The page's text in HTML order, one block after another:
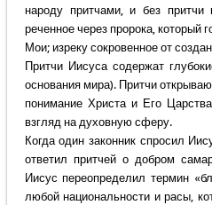
народу притчами, и без
реченное через пророка, который
Мои; изреку сокровенное от
Притчи Иисуса содержат
основания мира). Притчи
понимание Христа и Его
взгляд на духовную сферу.
Когда один законник спросил
ответил притчей о добром
Иисус переопределил термин
любой национальности и расы,